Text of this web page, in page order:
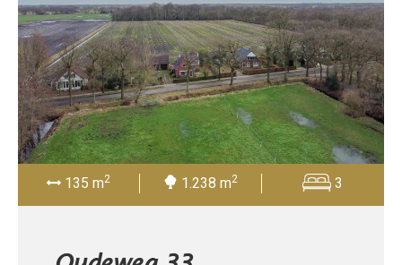
135 m2 1.238 m2 3